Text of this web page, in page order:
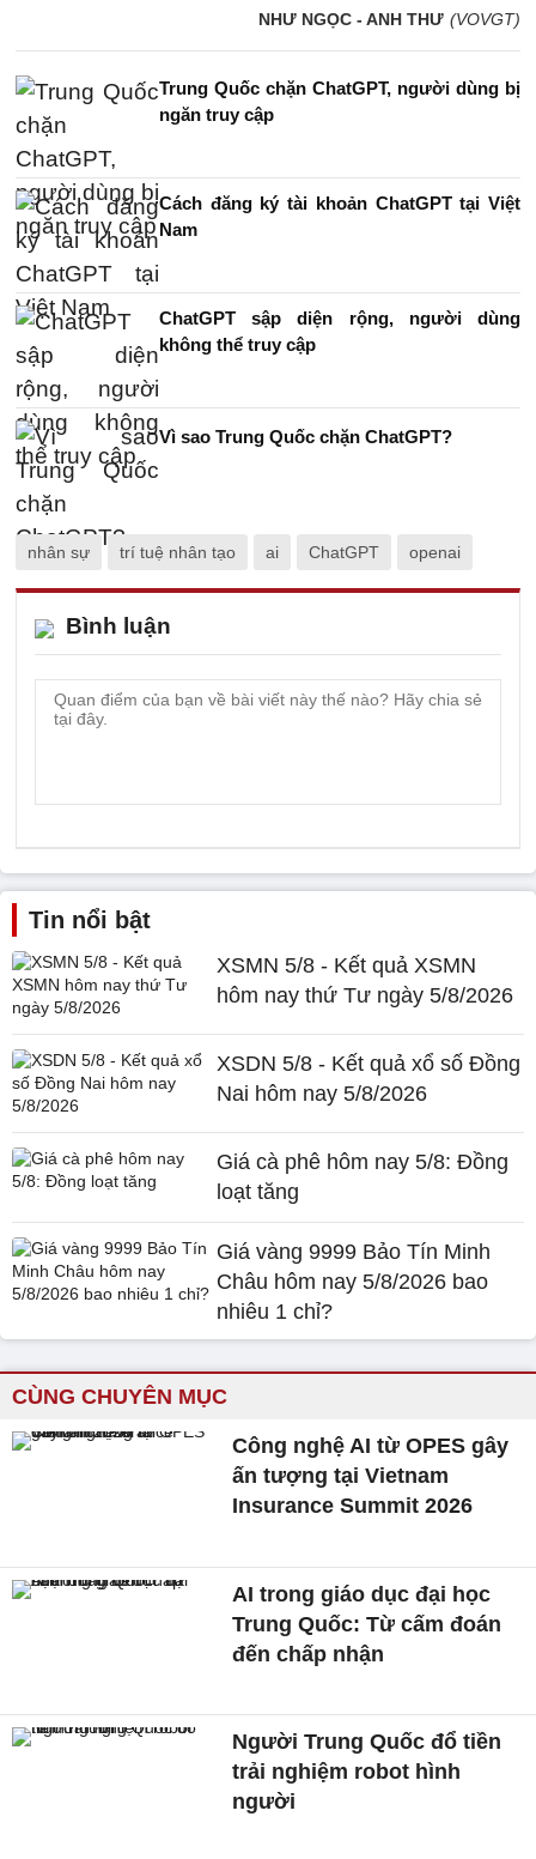
NHƯ NGỌC - ANH THƯ (VOVGT)
Trung Quốc chặn ChatGPT, người dùng bị
ngăn truy cập
Cách đăng ký tài khoản ChatGPT tại Việt
Nam
ChatGPT sập diện rộng, người dùng
không thể truy cập
Vì sao Trung Quốc chặn ChatGPT?
nhân sự trí tuệ nhân tạo ai ChatGPT openai
Bình luận
Tin nổi bật
XSMN 5/8 - Kết quả XSMN
hôm nay thứ Tư ngày 5/8/2026
XSDN 5/8 - Kết quả xổ số Đồng
Nai hôm nay 5/8/2026
Giá cà phê hôm nay 5/8: Đồng
loạt tăng
Giá vàng 9999 Bảo Tín Minh
Châu hôm nay 5/8/2026 bao
nhiêu 1 chỉ?
CÙNG CHUYÊN MỤC
Công nghệ AI từ OPES gây
ấn tượng tại Vietnam
Insurance Summit 2026
AI trong giáo dục đại học
Trung Quốc: Từ cấm đoán
đến chấp nhận
Người Trung Quốc đổ tiền
trải nghiệm robot hình
người